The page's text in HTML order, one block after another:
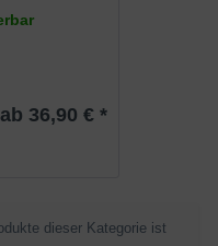
ab 36,90 € *
dieser Kategorie ist